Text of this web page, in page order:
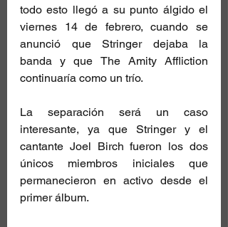
todo esto llegó a su punto álgido el
viernes 14 de febrero, cuando se
anunció que Stringer dejaba la
banda y que The Amity Affliction
continuaría como un trío.
La separación será un caso
interesante, ya que Stringer y el
cantante Joel Birch fueron los dos
únicos miembros iniciales que
permanecieron en activo desde el
primer álbum.